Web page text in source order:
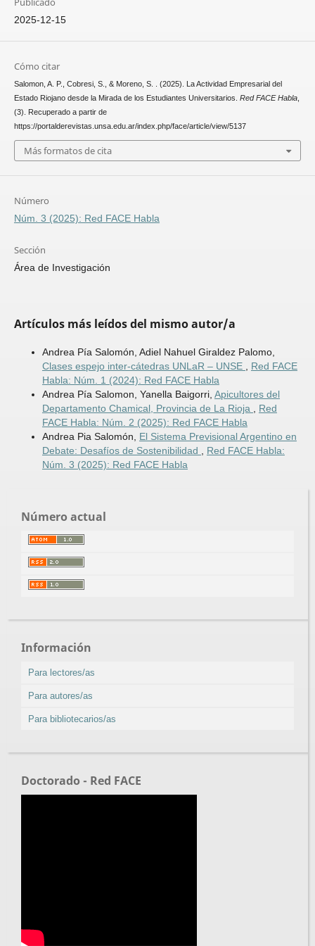
2025-12-15
Cómo citar
Salomon, A. P., Cobresi, S., & Moreno, S. . (2025). La Actividad Empresarial del
Estado Riojano desde la Mirada de los Estudiantes Universitarios. Red FACE Habla,
(3). Recuperado a partir de
https://portalderevistas.unsa.edu.ar/index.php/face/article/view/5137
Más formatos de cita
Número
Núm. 3 (2025): Red FACE Habla
Sección
Área de Investigación
Artículos más leídos del mismo autor/a
Andrea Pía Salomón, Adiel Nahuel Giraldez Palomo,
Clases espejo inter-cátedras UNLaR – UNSE , Red FACE
Habla: Núm. 1 (2024): Red FACE Habla
Andrea Pía Salomon, Yanella Baigorri, Apicultores del
Departamento Chamical, Provincia de La Rioja , Red
FACE Habla: Núm. 2 (2025): Red FACE Habla
Andrea Pia Salomón, El Sistema Previsional Argentino en
Debate: Desafíos de Sostenibilidad , Red FACE Habla:
Núm. 3 (2025): Red FACE Habla
Número actual
Información
Para lectores/as
Para autores/as
Para bibliotecarios/as
Doctorado - Red FACE